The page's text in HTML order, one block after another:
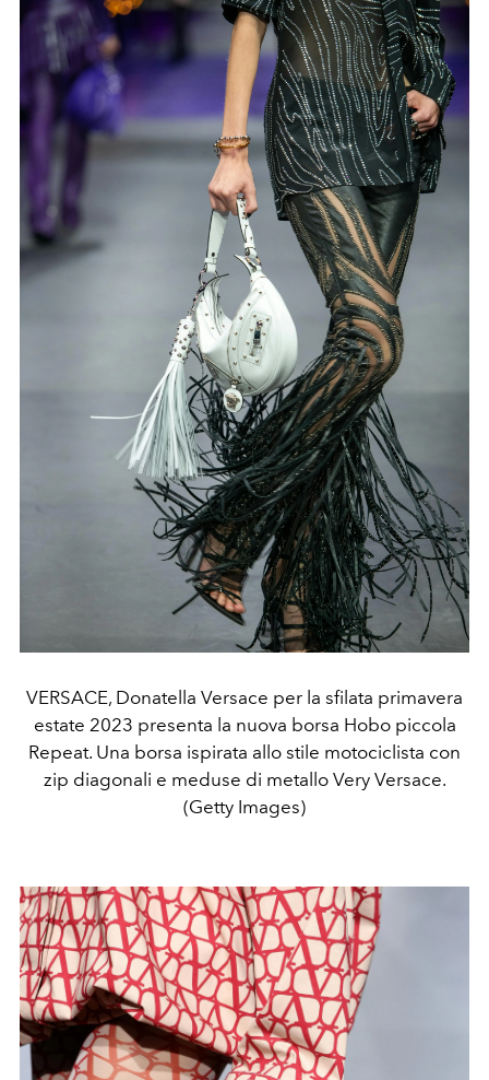
VERSACE, Donatella Versace per la sfilata primavera
estate 2023 presenta la nuova borsa Hobo piccola
Repeat. Una borsa ispirata allo stile motociclista con
zip diagonali e meduse di metallo Very Versace.
(Getty Images)